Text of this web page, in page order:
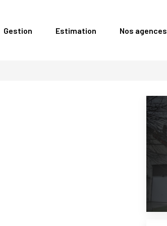
Gestion Estimation Nos agences